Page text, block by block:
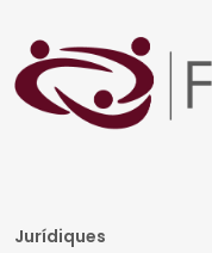
Jurídiques